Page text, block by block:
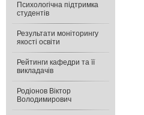
Психологічна підтримка
студентів
Результати моніторингу
якості освіти
Рейтинги кафедри та її
викладачів
Родіонов Віктор
Володимирович